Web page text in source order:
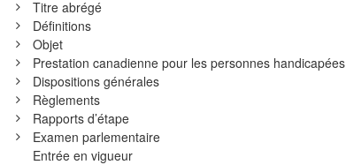
Titre abrégé
Définitions
Objet
Prestation canadienne pour les personnes handicapées
Dispositions générales
Règlements
Rapports d’étape
Examen parlementaire
Entrée en vigueur